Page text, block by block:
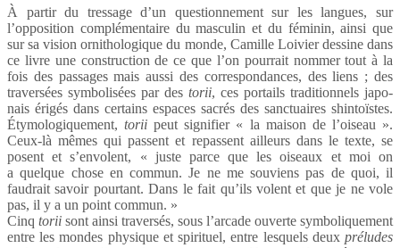
À partir du tres­sage d’un ques­tion­ne­ment sur les langues, sur
l’opposition complé­men­taire du mascu­lin et du fémi­nin, ainsi que
sur sa vision orni­tho­lo­gique du monde, Camille Loivier dessine dans
ce livre une construc­tion de ce que l’on pour­rait nommer tout à la
fois des passages mais aussi des corres­pon­dances, des liens ; des
traver­sées symbo­li­sées par des torii, ces portails tradi­tion­nels japo­
nais érigés dans certains espaces sacrés des sanc­tuaires shin­toïstes.
Étymo­lo­gi­que­ment,torii peut signi­fier « la maison de l’oiseau ».
Ceux-​là mêmes qui passent et repassent ailleurs dans le texte, se
posent et s’envolent, « juste parce que les oiseaux et moi on
a quelque chose en commun. Je ne me souviens pas de quoi, il
faudrait savoir pour­tant. Dans le fait qu’ils volent et que je ne vole
pas, il y a un point commun. »
Cinq torii sont ainsi traver­sés, sous l’arcade ouverte symbo­li­que­ment
entre les mondes physique et spiri­tuel, entre lesquels deux préludes